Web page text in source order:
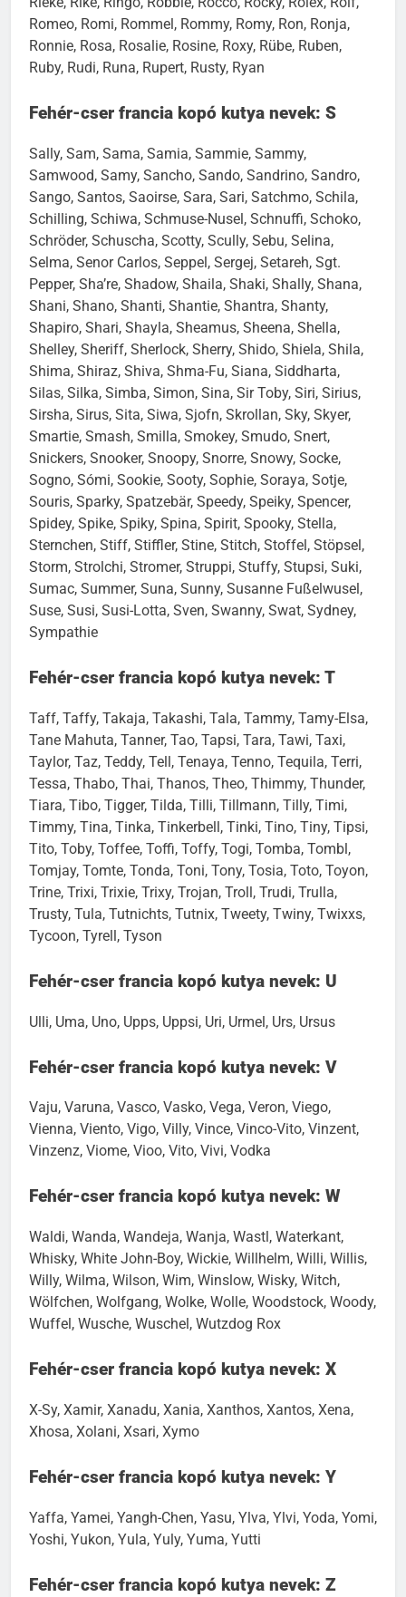
Romeo, Romi, Rommel, Rommy, Romy, Ron, Ronja,
Ronnie, Rosa, Rosalie, Rosine, Roxy, Rübe, Ruben,
Ruby, Rudi, Runa, Rupert, Rusty, Ryan
Fehér-cser francia kopó kutya nevek: S
Sally, Sam, Sama, Samia, Sammie, Sammy,
Samwood, Samy, Sancho, Sando, Sandrino, Sandro,
Sango, Santos, Saoirse, Sara, Sari, Satchmo, Schila,
Schilling, Schiwa, Schmuse-Nusel, Schnuffi, Schoko,
Schröder, Schuscha, Scotty, Scully, Sebu, Selina,
Selma, Senor Carlos, Seppel, Sergej, Setareh, Sgt.
Pepper, Sha’re, Shadow, Shaila, Shaki, Shally, Shana,
Shani, Shano, Shanti, Shantie, Shantra, Shanty,
Shapiro, Shari, Shayla, Sheamus, Sheena, Shella,
Shelley, Sheriff, Sherlock, Sherry, Shido, Shiela, Shila,
Shima, Shiraz, Shiva, Shma-Fu, Siana, Siddharta,
Silas, Silka, Simba, Simon, Sina, Sir Toby, Siri, Sirius,
Sirsha, Sirus, Sita, Siwa, Sjofn, Skrollan, Sky, Skyer,
Smartie, Smash, Smilla, Smokey, Smudo, Snert,
Snickers, Snooker, Snoopy, Snorre, Snowy, Socke,
Sogno, Sómi, Sookie, Sooty, Sophie, Soraya, Sotje,
Souris, Sparky, Spatzebär, Speedy, Speiky, Spencer,
Spidey, Spike, Spiky, Spina, Spirit, Spooky, Stella,
Sternchen, Stiff, Stiffler, Stine, Stitch, Stoffel, Stöpsel,
Storm, Strolchi, Stromer, Struppi, Stuffy, Stupsi, Suki,
Sumac, Summer, Suna, Sunny, Susanne Fußelwusel,
Suse, Susi, Susi-Lotta, Sven, Swanny, Swat, Sydney,
Sympathie
Fehér-cser francia kopó kutya nevek: T
Taff, Taffy, Takaja, Takashi, Tala, Tammy, Tamy-Elsa,
Tane Mahuta, Tanner, Tao, Tapsi, Tara, Tawi, Taxi,
Taylor, Taz, Teddy, Tell, Tenaya, Tenno, Tequila, Terri,
Tessa, Thabo, Thai, Thanos, Theo, Thimmy, Thunder,
Tiara, Tibo, Tigger, Tilda, Tilli, Tillmann, Tilly, Timi,
Timmy, Tina, Tinka, Tinkerbell, Tinki, Tino, Tiny, Tipsi,
Tito, Toby, Toffee, Toffi, Toffy, Togi, Tomba, Tombl,
Tomjay, Tomte, Tonda, Toni, Tony, Tosia, Toto, Toyon,
Trine, Trixi, Trixie, Trixy, Trojan, Troll, Trudi, Trulla,
Trusty, Tula, Tutnichts, Tutnix, Tweety, Twiny, Twixxs,
Tycoon, Tyrell, Tyson
Fehér-cser francia kopó kutya nevek: U
Ulli, Uma, Uno, Upps, Uppsi, Uri, Urmel, Urs, Ursus
Fehér-cser francia kopó kutya nevek: V
Vaju, Varuna, Vasco, Vasko, Vega, Veron, Viego,
Vienna, Viento, Vigo, Villy, Vince, Vinco-Vito, Vinzent,
Vinzenz, Viome, Vioo, Vito, Vivi, Vodka
Fehér-cser francia kopó kutya nevek: W
Waldi, Wanda, Wandeja, Wanja, Wastl, Waterkant,
Whisky, White John-Boy, Wickie, Willhelm, Willi, Willis,
Willy, Wilma, Wilson, Wim, Winslow, Wisky, Witch,
Wölfchen, Wolfgang, Wolke, Wolle, Woodstock, Woody,
Wuffel, Wusche, Wuschel, Wutzdog Rox
Fehér-cser francia kopó kutya nevek: X
X-Sy, Xamir, Xanadu, Xania, Xanthos, Xantos, Xena,
Xhosa, Xolani, Xsari, Xymo
Fehér-cser francia kopó kutya nevek: Y
Yaffa, Yamei, Yangh-Chen, Yasu, Ylva, Ylvi, Yoda, Yomi,
Yoshi, Yukon, Yula, Yuly, Yuma, Yutti
Fehér-cser francia kopó kutya nevek: Z